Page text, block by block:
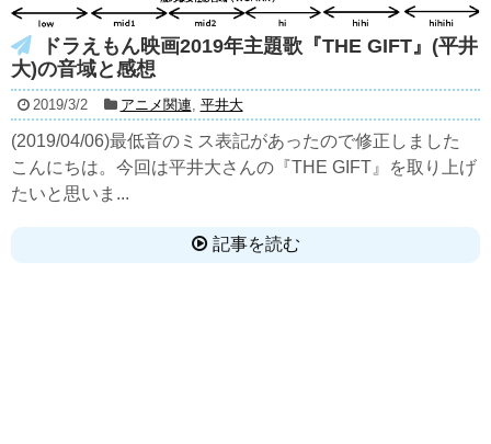
ドラえもん映画2019年主題歌『THE GIFT』(平井
大)の音域と感想
2019/3/2 アニメ関連, 平井大
(2019/04/06)最低音のミス表記があったので修正しました
こんにちは。今回は平井大さんの『THE GIFT』を取り上げ
たいと思いま...
記事を読む